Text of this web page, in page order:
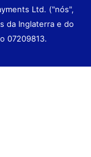
Ltd. ("nós",
da Inglaterra e do
07209813.